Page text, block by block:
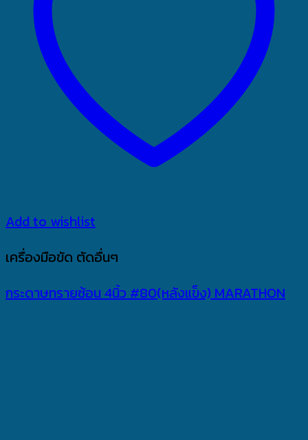
Add to wishlist
เครื่องมือขัด ตัดอื่นๆ
กระดาษทรายซ้อน 4นิ้ว #80(หลังแข็ง) MARATHON